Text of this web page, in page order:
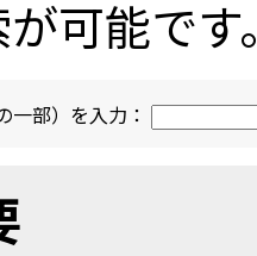
可能です。
一部）を入力：